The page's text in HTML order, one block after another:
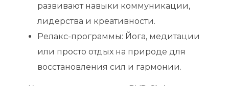
развивают навыки коммуникации,
лидерства и креативности.
Релакс-программы: Йога, медитации
или просто отдых на природе для
восстановления сил и гармонии.